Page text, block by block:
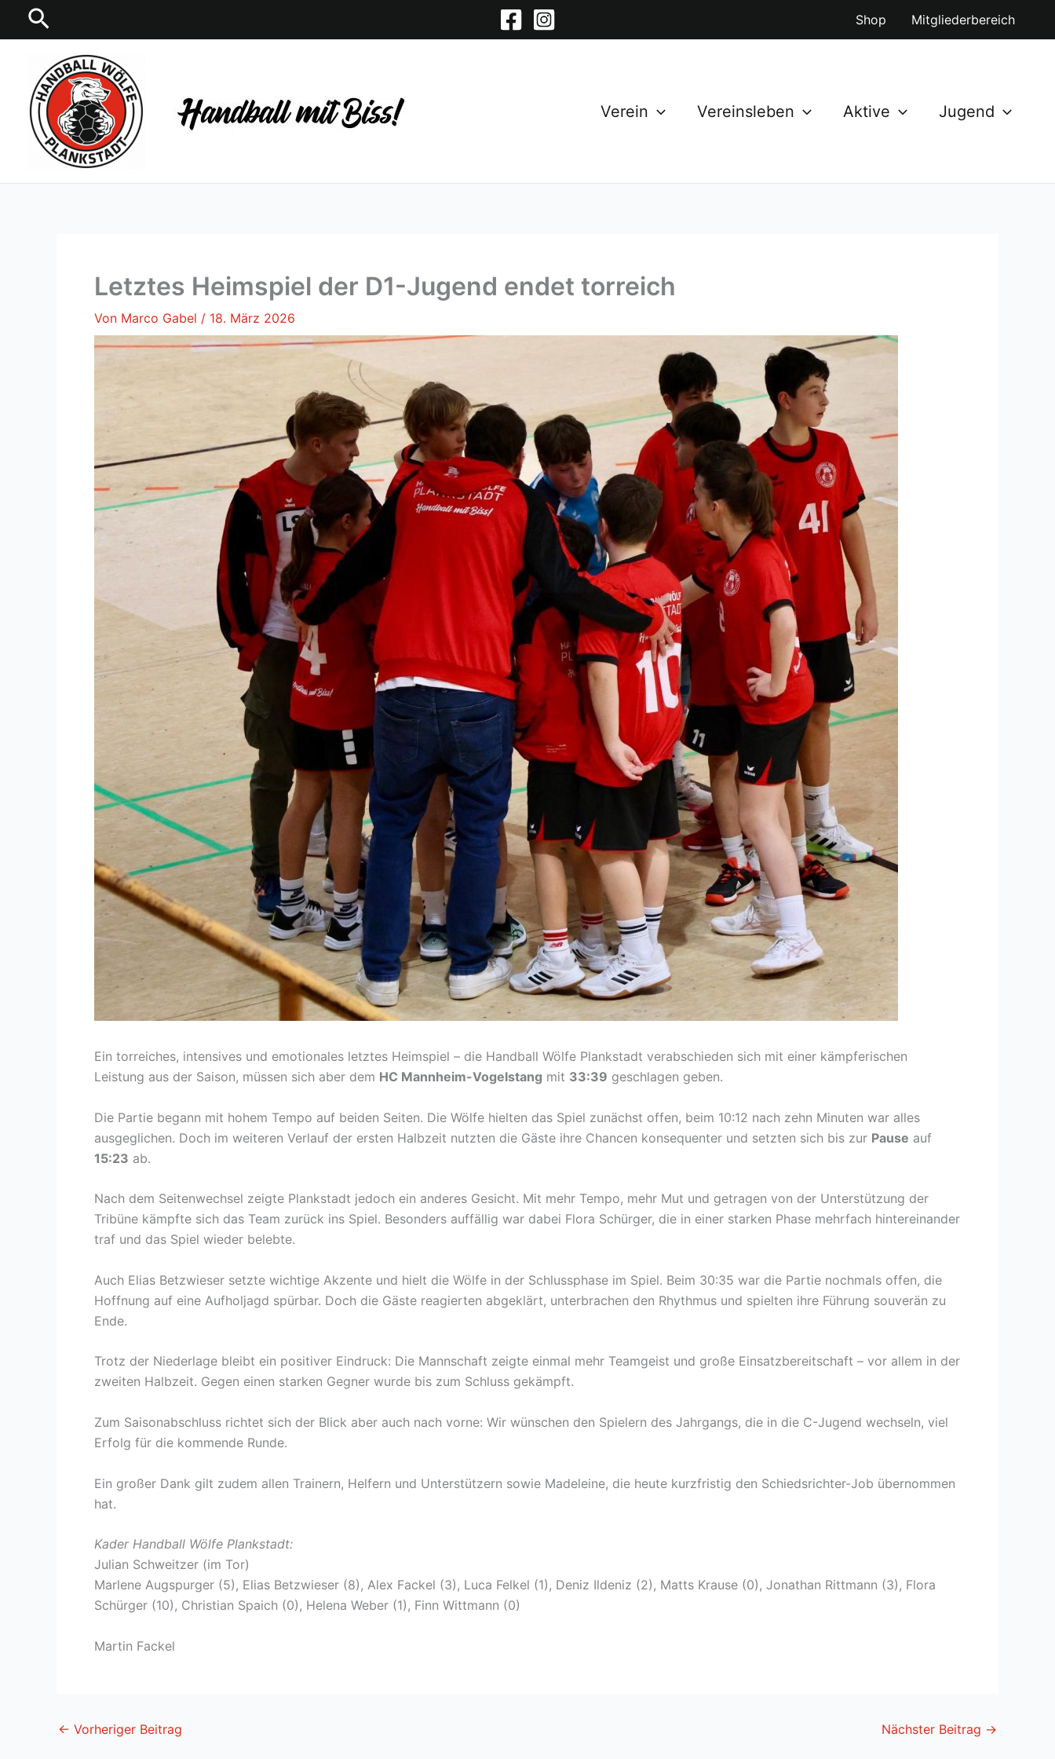
Suchen Shop Mitgliederbereich
Verein Vereinsleben Aktive Jugend
Letztes Heimspiel der D1-Jugend endet torreich
Von Marco Gabel / 18. März 2026
Ein torreiches, intensives und emotionales letztes Heimspiel – die Handball Wölfe Plankstadt verabschieden sich mit einer kämpferischen
Leistung aus der Saison, müssen sich aber dem HC Mannheim-Vogelstang mit 33:39 geschlagen geben.
Die Partie begann mit hohem Tempo auf beiden Seiten. Die Wölfe hielten das Spiel zunächst offen, beim 10:12 nach zehn Minuten war alles
ausgeglichen. Doch im weiteren Verlauf der ersten Halbzeit nutzten die Gäste ihre Chancen konsequenter und setzten sich bis zur Pause auf
15:23 ab.
Nach dem Seitenwechsel zeigte Plankstadt jedoch ein anderes Gesicht. Mit mehr Tempo, mehr Mut und getragen von der Unterstützung der
Tribüne kämpfte sich das Team zurück ins Spiel. Besonders auffällig war dabei Flora Schürger, die in einer starken Phase mehrfach hintereinander
traf und das Spiel wieder belebte.
Auch Elias Betzwieser setzte wichtige Akzente und hielt die Wölfe in der Schlussphase im Spiel. Beim 30:35 war die Partie nochmals offen, die
Hoffnung auf eine Aufholjagd spürbar. Doch die Gäste reagierten abgeklärt, unterbrachen den Rhythmus und spielten ihre Führung souverän zu
Ende.
Trotz der Niederlage bleibt ein positiver Eindruck: Die Mannschaft zeigte einmal mehr Teamgeist und große Einsatzbereitschaft – vor allem in der
zweiten Halbzeit. Gegen einen starken Gegner wurde bis zum Schluss gekämpft.
Zum Saisonabschluss richtet sich der Blick aber auch nach vorne: Wir wünschen den Spielern des Jahrgangs, die in die C-Jugend wechseln, viel
Erfolg für die kommende Runde.
Ein großer Dank gilt zudem allen Trainern, Helfern und Unterstützern sowie Madeleine, die heute kurzfristig den Schiedsrichter-Job übernommen
hat.
Kader Handball Wölfe Plankstadt:
Julian Schweitzer (im Tor)
Marlene Augspurger (5), Elias Betzwieser (8), Alex Fackel (3), Luca Felkel (1), Deniz Ildeniz (2), Matts Krause (0), Jonathan Rittmann (3), Flora
Schürger (10), Christian Spaich (0), Helena Weber (1), Finn Wittmann (0)
Martin Fackel
← Vorheriger Beitrag Nächster Beitrag →